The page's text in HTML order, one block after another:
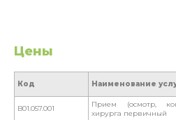
Цены
Код Наименование
B01.057.001
Прием (осмотр,
хирурга первичный